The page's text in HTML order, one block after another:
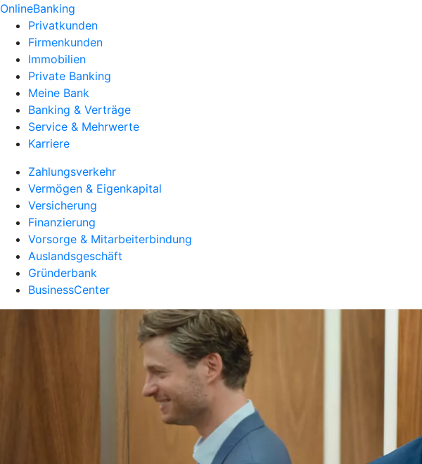
OnlineBanking
Privatkunden
Firmenkunden
Immobilien
Private Banking
Meine Bank
Banking & Verträge
Service & Mehrwerte
Karriere
Zahlungsverkehr
Vermögen & Eigenkapital
Versicherung
Finanzierung
Vorsorge & Mitarbeiterbindung
Auslandsgeschäft
Gründerbank
BusinessCenter